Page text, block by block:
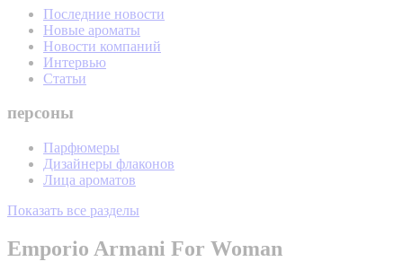
Последние новости
Новые ароматы
Новости компаний
Интервью
Статьи
персоны
Парфюмеры
Дизайнеры флаконов
Лица ароматов
Показать все разделы
Emporio Armani For Woman